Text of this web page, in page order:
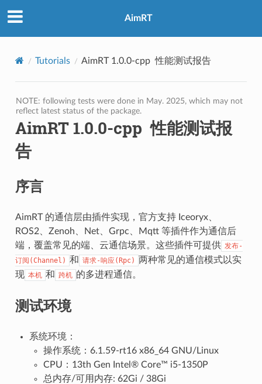
AimRT
Tutorials AimRT 1.0.0-cpp 性能测试报告
NOTE: following tests were done in May. 2025, which may not
reflect latest status of the package.
AimRT 1.0.0-cpp 性能测试报
告
序言
AimRT 的通信层由插件实现，官方支持 Iceoryx、
ROS2、Zenoh、Net、Grpc、Mqtt 等插件作为通信后
端，覆盖常见的端、云通信场景。这些插件可提供 发布-
订阅(Channel) 和 请求-响应(Rpc)
两种常见的通信模式以实
现 本机 和 跨机 的多进程通信。
测试环境
系统环境：
操作系统：6.1.59-rt16 x86_64 GNU/Linux
CPU：13th Gen Intel® Core™ i5-1350P
总内存/可用内存: 62Gi / 38Gi